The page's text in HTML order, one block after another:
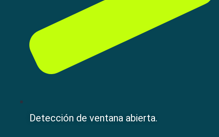
Detección de ventana abierta.